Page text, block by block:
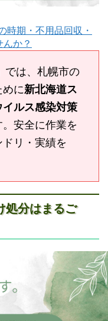
時期・不用品回収・
か？
では、札幌市の
に新北海道ス
ルス感染対策
安全に作業を
リ・実績を
処分はまるご